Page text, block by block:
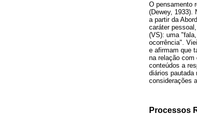
O pensamento
(Dewey, 1933).
a partir da
caráter
(VS): uma
ocorrência".
e afirmam que
na relação com
conteúdos a
diários pautada
considerações
Processos